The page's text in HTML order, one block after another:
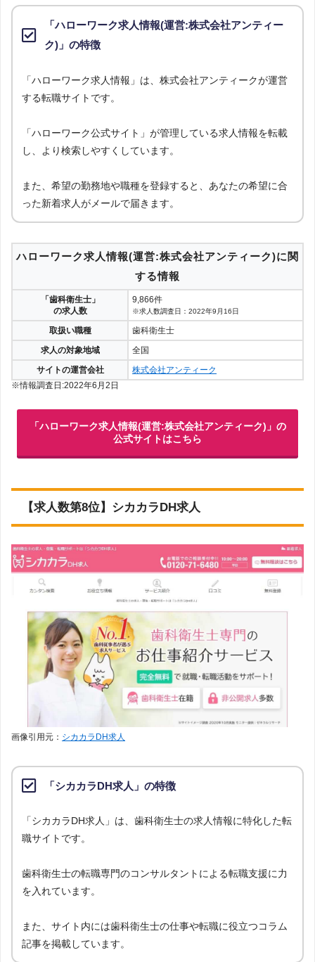
「ハローワーク求人情報(運営:株式会社アンティー
ク)」の特徴
「ハローワーク求人情報」は、株式会社アンティークが運営
する転職サイトです。
「ハローワーク公式サイト」が管理している求人情報を転載
し、より検索しやすくしています。
また、希望の勤務地や職種を登録すると、あなたの希望に合
った新着求人がメールで届きます。
ハローワーク求人情報(運営:株式会社アンティーク)に関
する情報
「歯科衛生士」
の求人数
9,866件
※求人数調査日：2022年9月16日
取扱い職種
歯科衛生士
求人の対象地域
全国
サイトの運営会社
株式会社アンティーク
※情報調査日:2022年6月2日
「ハローワーク求人情報(運営:株式会社アンティーク)」の
公式サイトはこちら
【求人数第8位】シカカラDH求人
画像引用元： シカカラDH求人
「シカカラDH求人」の特徴
「シカカラDH求人」は、歯科衛生士の求人情報に特化した転
職サイトです。
歯科衛生士の転職専門のコンサルタントによる転職支援に力
を入れています。
また、サイト内には歯科衛生士の仕事や転職に役立つコラム
記事を掲載しています。